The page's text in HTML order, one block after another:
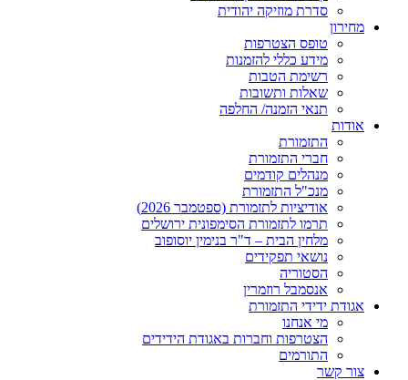
סדרת מוזיקה יהודית
מחירון
טופס הצטרפות
מידע כללי להזמנות
רשימת הטבות
שאלות ותשובות
תנאי הזמנה/ החלפה
אודות
התזמורת
חברי התזמורת
מנהלים קודמים
מנכ"ל התזמורת
אודיציות לתזמורת (ספטמבר 2026)
תרמו לתזמורת הסימפונית ירושלים
מלחין הבית – ד"ר בנימין יוסופוב
נושאי תפקידים
הסטוריה
אנסמבל רוזמרין
אגודת ידידי התזמורת
מי אנחנו
הצטרפות וחברות באגודת הידידים
התורמים
צור קשר